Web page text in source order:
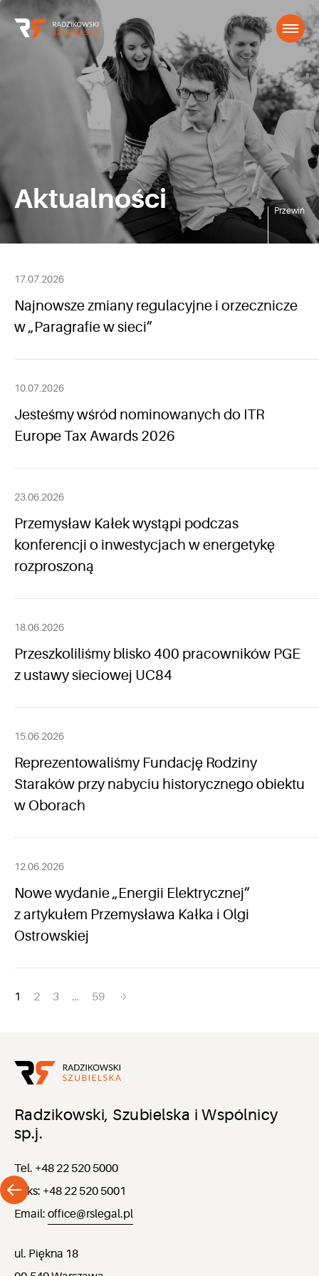
Aktualności Przewiń
17.07.2026
Najnowsze zmiany regulacyjne i orzecznicze
w „Paragrafie w sieci”
10.07.2026
Jesteśmy wśród nominowanych do ITR
Europe Tax Awards 2026
23.06.2026
Przemysław Kałek wystąpi podczas
konferencji o inwestycjach w energetykę
rozproszoną
18.06.2026
Przeszkoliliśmy blisko 400 pracowników PGE
z ustawy sieciowej UC84
15.06.2026
Reprezentowaliśmy Fundację Rodziny
Staraków przy nabyciu historycznego obiektu
w Oborach
12.06.2026
Nowe wydanie „Energii Elektrycznej”
z artykułem Przemysława Kałka i Olgi
Ostrowskiej
Nawigacja
1 2 3 … 59
Radzikowski, Szubielska i Wspólnicy
sp.j.
Tel. +48 22 520 5000
Faks: +48 22 520 5001
Email: office@rslegal.pl
ul. Piękna 18